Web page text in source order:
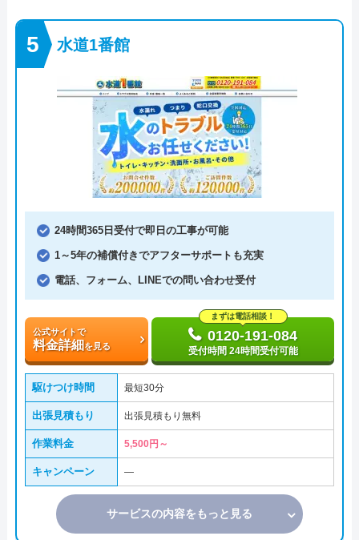
水道1番館
24時間365日受付で即日の工事が可能
1～5年の補償付きでアフターサポートも充実
電話、フォーム、LINEでの問い合わせ受付
公式サイトで
料金詳細を見る
まずは電話相談！
0120-191-084
受付時間 24時間受付可能
駆けつけ時間 最短30分
出張見積もり 出張見積もり無料
作業料金 5,500円～
キャンペーン ―
サービスの内容をもっと見る